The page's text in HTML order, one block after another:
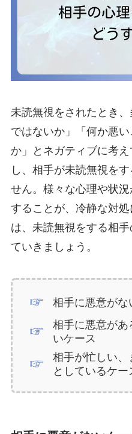
未読無視をされたとき
ではないか」「何か悪
か」とネガティブに考
し、相手が未読無視を
せん。様々な心理や状
することが、冷静な対
は、未読無視をする相
ていきましょう。
相手に悪意がな
相手に悪意があ
いケース
相手が忙しい、
としているケー